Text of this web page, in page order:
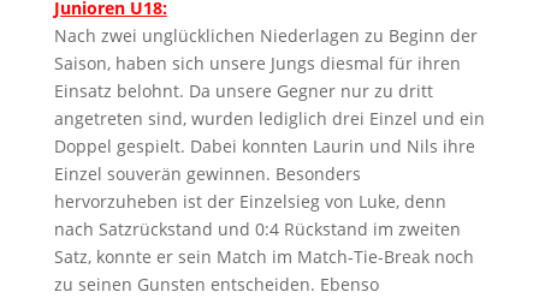
Junioren U18:
Nach zwei unglücklichen Niederlagen zu Beginn der
Saison, haben sich unsere Jungs diesmal für ihren
Einsatz belohnt. Da unsere Gegner nur zu dritt
angetreten sind, wurden lediglich drei Einzel und ein
Doppel gespielt. Dabei konnten Laurin und Nils ihre
Einzel souverän gewinnen. Besonders
hervorzuheben ist der Einzelsieg von Luke, denn
nach Satzrückstand und 0:4 Rückstand im zweiten
Satz, konnte er sein Match im Match-Tie-Break noch
zu seinen Gunsten entscheiden. Ebenso